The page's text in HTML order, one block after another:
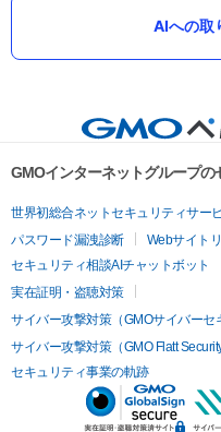
AIへの取
GMOインターネットグループ
世界初総合ネットセキュリティサー
パスワード漏洩診断
Webサイト
セキュリティ相談AIチャットボット
実在証明・盗聴対策
サイバー攻撃対策（GMOサイバーセ
サイバー攻撃対策（GMO Flatt Security
セキュリティ事業の軌跡